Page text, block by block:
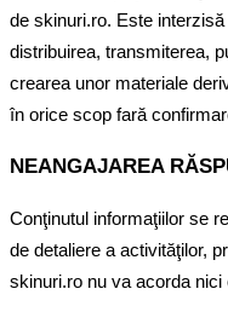
de skinuri.ro. Este
distribuirea, transmiterea,
crearea unor materiale
în orice scop fară
NEANGAJAREA
Conţinutul informaţiilor se
de detaliere a activităţilor,
skinuri.ro nu va acorda nici